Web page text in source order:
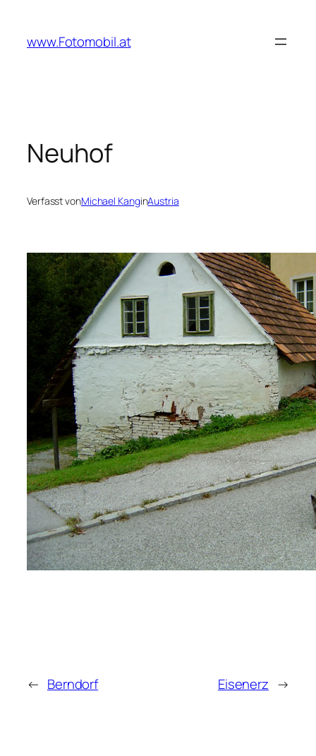
springen
www.Fotomobil.at
Neuhof
Verfasst vonMichael KanginAustria
← Berndorf Eisenerz →